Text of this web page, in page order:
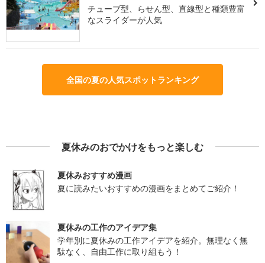
チューブ型、らせん型、直線型と種類豊富
なスライダーが人気
全国の夏の人気スポットランキング
夏休みのおでかけをもっと楽しむ
夏休みおすすめ漫画
夏に読みたいおすすめの漫画をまとめてご紹介！
夏休みの工作のアイデア集
学年別に夏休みの工作アイデアを紹介。無理なく無
駄なく、自由工作に取り組もう！